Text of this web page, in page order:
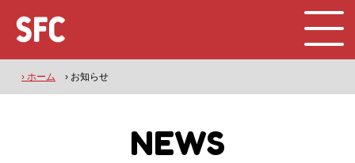
› ホーム › お知らせ
NEWS